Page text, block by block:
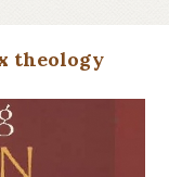
theology